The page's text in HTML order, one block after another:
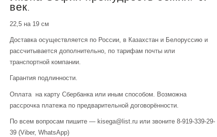
век.
22,5 на 19 см
Доставка осуществляется по России, в Казахстан и Белоруссию и
рассчитывается дополнительно, по тарифам почты или
транспортной компании.
Гарантия подлинности.
Оплата на карту Сбербанка или иным способом. Возможна
рассрочка платежа по предварительной договорённости.
По всем вопросам пишите — kisega@list.ru или звоните 8-919-339-29-
39 (Viber, WhatsApp)